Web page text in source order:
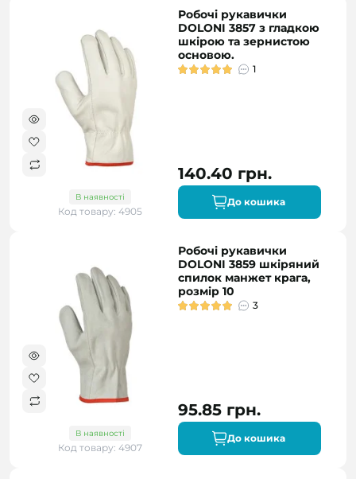
В наявності
Код товару: 4905
Робочі рукавички
DOLONI 3857 з гладкою
шкірою та зернистою
основою.
1
140.40 грн.
До кошика
В наявності
Код товару: 4907
Робочі рукавички
DOLONI 3859 шкіряний
спилок манжет крага,
розмір 10
3
95.85 грн.
До кошика